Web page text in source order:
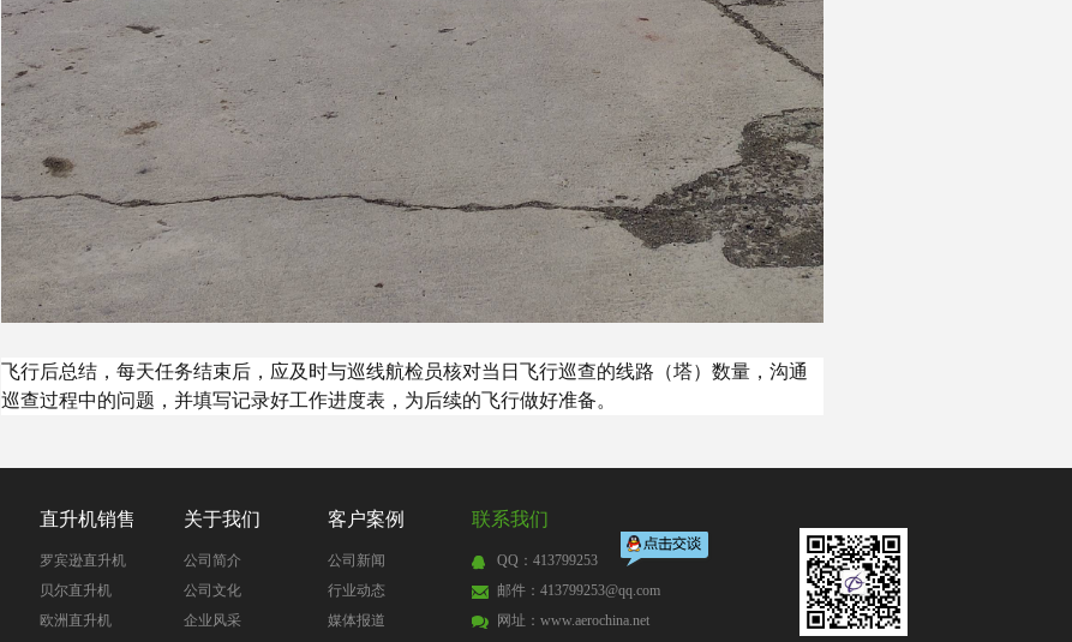
飞行后总结，每天任务结束后，应及时与巡线航检员核对当日飞行巡查的线路（塔）数量，沟通
巡查过程中的问题，并填写记录好工作进度表，为后续的飞行做好准备。
直升机销售
罗宾逊直升机
贝尔直升机
欧洲直升机
关于我们
公司简介
公司文化
企业风采
客户案例
公司新闻
行业动态
媒体报道
联系我们
QQ：413799253
邮件：413799253@qq.com
网址： www.aerochina.net